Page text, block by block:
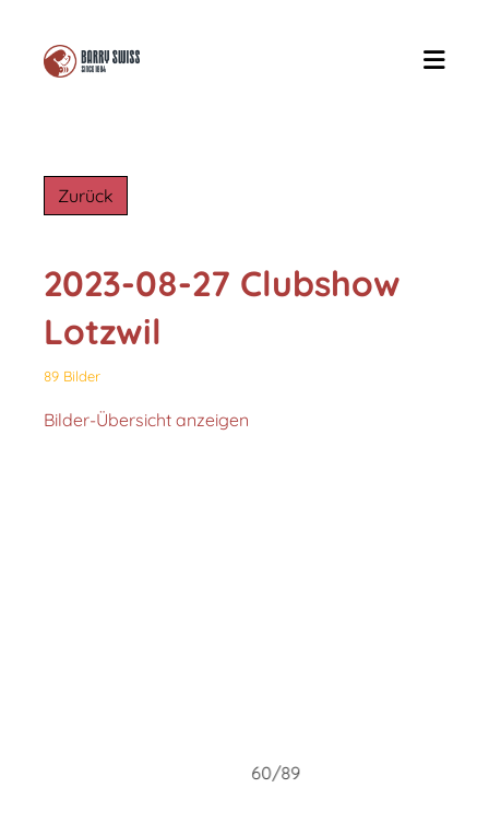
Zurück
2023-08-27 Clubshow
Lotzwil
89 Bilder
Bilder-Übersicht anzeigen